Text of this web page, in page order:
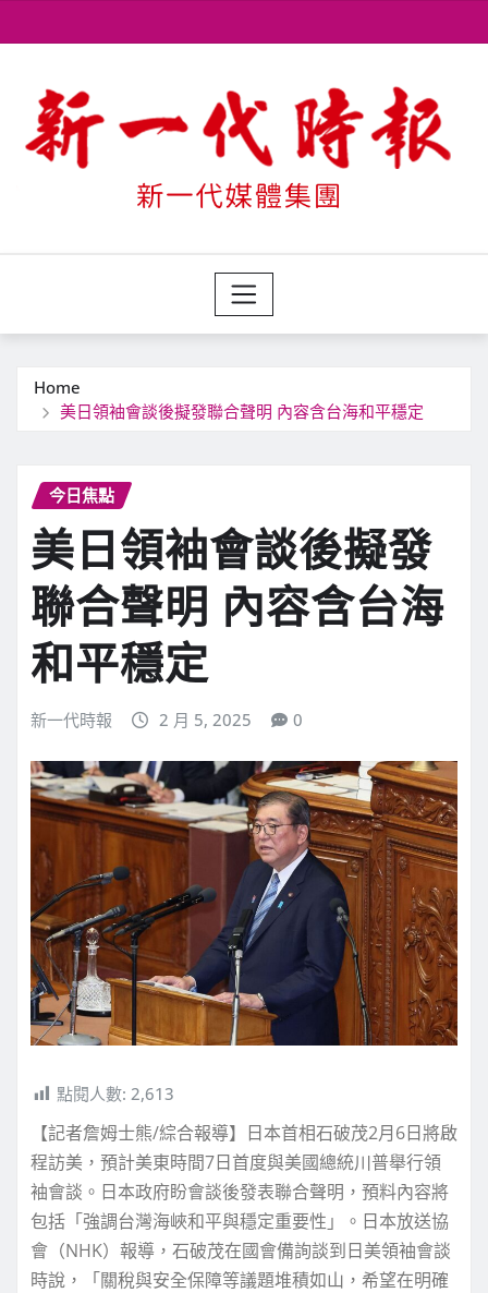
to
Home
美日領袖會談後擬發聯合聲明 內容含台海和平穩定
今日焦點
美日領袖會談後擬發
聯合聲明 內容含台海
和平穩定
新一代時報 2 月 5, 2025 0
點閱人數: 2,613
【記者詹姆士熊/綜合報導】日本首相石破茂2月6日將啟
程訪美，預計美東時間7日首度與美國總統川普舉行領
袖會談。日本政府盼會談後發表聯合聲明，預料內容將
包括「強調台灣海峽和平與穩定重要性」。日本放送協
會（NHK）報導，石破茂在國會備詢談到日美領袖會談
時說，「關稅與安全保障等議題堆積如山，希望在明確